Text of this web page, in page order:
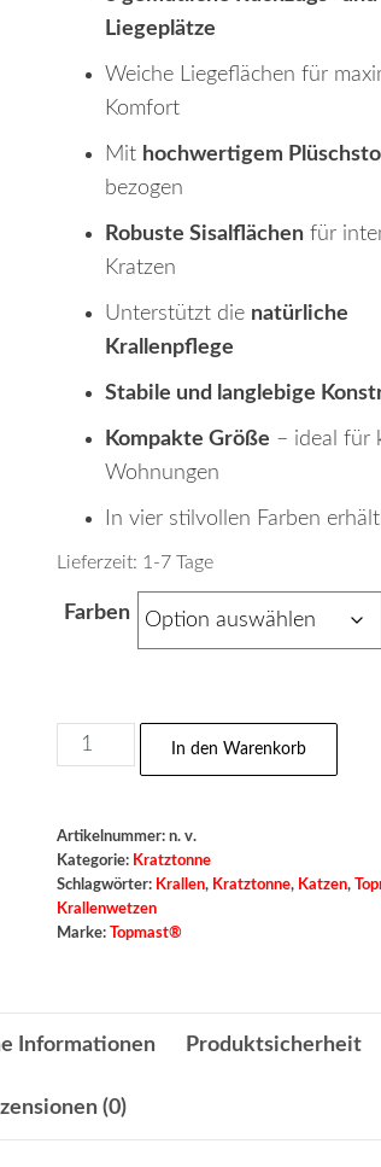
Liegeplätze
Weiche Liegeflächen für
Komfort
Mit hochwertigem
bezogen
Robuste Sisalflächen für
Kratzen
Unterstützt die natürliche
Krallenpflege
Stabile und langlebige
Kompakte Größe – ideal für
Wohnungen
In vier stilvollen Farben
Lieferzeit: 1-7 Tage
Farben
Topmast
Kratztonne
Menge
In den Warenkorb
Artikelnummer: n. v.
Kategorie: Kratztonne
Schlagwörter: Krallen, Kratztonne, Katzen,
Krallenwetzen
Marke: Topmast®
Informationen Produktsicherheit
(0)